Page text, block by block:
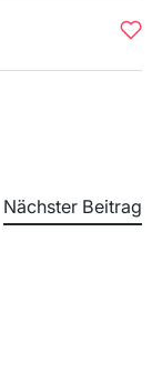
Nächster Beitrag